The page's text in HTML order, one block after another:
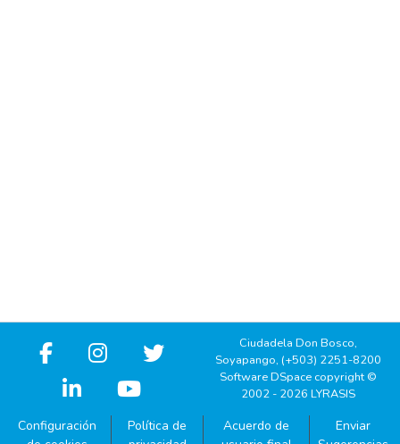
Ciudadela Don Bosco,
Soyapango, (+503) 2251-8200
Software DSpace copyright ©
2002 - 2026 LYRASIS
Configuración
Política de
Acuerdo de
Enviar